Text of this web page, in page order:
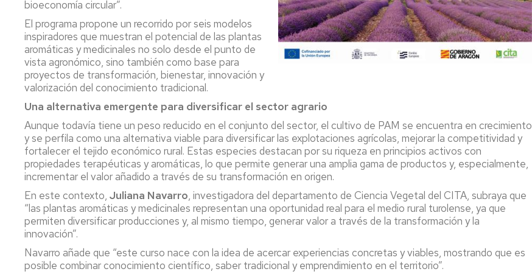
PCR
a
tiempo
aplicada
al
agroalimentario
bioeconomía circular”.
El programa propone un recorrido por seis modelos
inspiradores que muestran el potencial de las plantas
aromáticas y medicinales no solo desde el punto de
vista agronómico, sino también como base para
proyectos de transformación, bienestar, innovación y
valorización del conocimiento tradicional.
Una alternativa emergente para diversificar el sector agrario
Aunque todavía tiene un peso reducido en el conjunto del sector, el cultivo de PAM se encuentra en crecimiento
y se perfila como una alternativa viable para diversificar las explotaciones agrícolas, mejorar la competitividad y
fortalecer el tejido económico rural. Estas especies destacan por su riqueza en principios activos con
propiedades terapéuticas y aromáticas, lo que permite generar una amplia gama de productos y, especialmente,
incrementar el valor añadido a través de su transformación en origen.
En este contexto, Juliana Navarro, investigadora del departamento de Ciencia Vegetal del CITA, subraya que
“las plantas aromáticas y medicinales representan una oportunidad real para el medio rural turolense, ya que
permiten diversificar producciones y, al mismo tiempo, generar valor a través de la transformación y la
innovación”.
Navarro añade que “este curso nace con la idea de acercar experiencias concretas y viables, mostrando que es
posible combinar conocimiento científico, saber tradicional y emprendimiento en el territorio”.